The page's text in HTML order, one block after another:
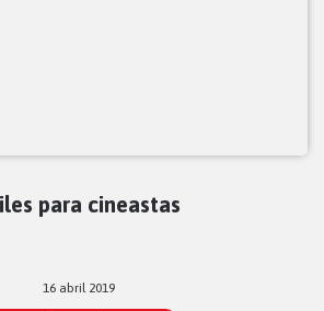
para cineastas
16 abril 2019